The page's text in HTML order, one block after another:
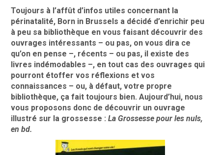
Toujours à l’affût d’infos utiles concernant la
périnatalité, Born in Brussels a décidé d’enrichir peu
à peu sa bibliothèque en vous faisant découvrir des
ouvrages intéressants – ou pas, on vous dira ce
qu’on en pense –, récents – ou pas, il existe des
livres indémodables –, en tout cas des ouvrages qui
pourront étoffer vos réflexions et vos
connaissances – ou, à défaut, votre propre
bibliothèque, ça fait toujours bien. Aujourd’hui, nous
vous proposons donc de découvrir un ouvrage
illustré sur la grossesse :La Grossesse pour les nuls,
en bd.